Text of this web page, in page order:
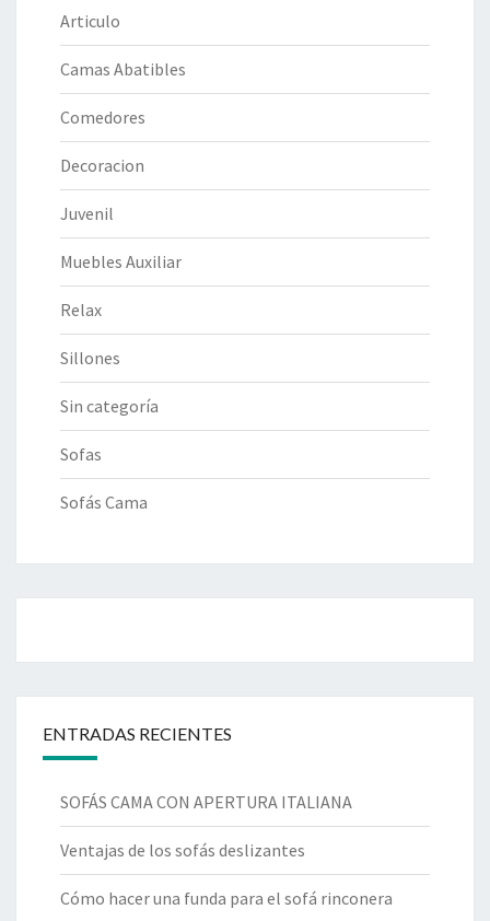
Articulo
Camas Abatibles
Comedores
Decoracion
Juvenil
Muebles Auxiliar
Relax
Sillones
Sin categoría
Sofas
Sofás Cama
ENTRADAS RECIENTES
SOFÁS CAMA CON APERTURA ITALIANA
Ventajas de los sofás deslizantes
Cómo hacer una funda para el sofá rinconera